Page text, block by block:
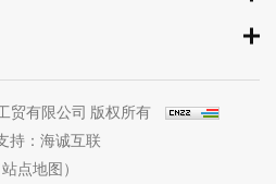
贸有限公司 版权所有
持：海诚互联
站点地图）